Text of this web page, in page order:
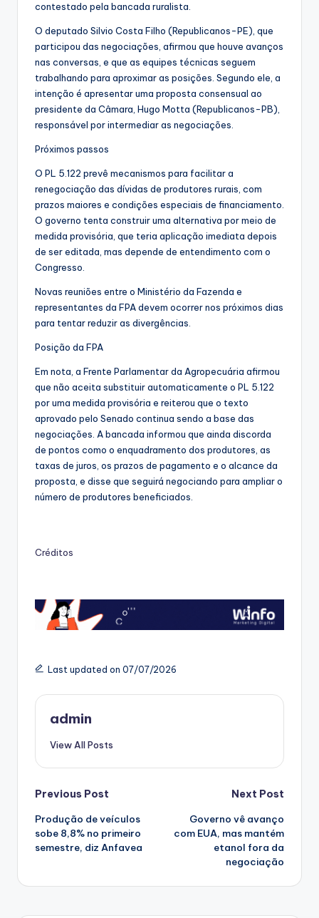
contestado pela bancada ruralista.
O deputado Silvio Costa Filho (Republicanos-PE), que
participou das negociações, afirmou que houve avanços
nas conversas, e que as equipes técnicas seguem
trabalhando para aproximar as posições. Segundo ele, a
intenção é apresentar uma proposta consensual ao
presidente da Câmara, Hugo Motta (Republicanos-PB),
responsável por intermediar as negociações.
Próximos passos
O PL 5.122 prevê mecanismos para facilitar a
renegociação das dívidas de produtores rurais, com
prazos maiores e condições especiais de financiamento.
O governo tenta construir uma alternativa por meio de
medida provisória, que teria aplicação imediata depois
de ser editada, mas depende de entendimento com o
Congresso.
Novas reuniões entre o Ministério da Fazenda e
representantes da FPA devem ocorrer nos próximos dias
para tentar reduzir as divergências.
Posição da FPA
Em nota, a Frente Parlamentar da Agropecuária afirmou
que não aceita substituir automaticamente o PL 5.122
por uma medida provisória e reiterou que o texto
aprovado pelo Senado continua sendo a base das
negociações. A bancada informou que ainda discorda
de pontos como o enquadramento dos produtores, as
taxas de juros, os prazos de pagamento e o alcance da
proposta, e disse que seguirá negociando para ampliar o
número de produtores beneficiados.
Créditos
Last updated on 07/07/2026
admin
View All Posts
Post
navigation
Previous Post
Produção de veículos
sobe 8,8% no primeiro
semestre, diz Anfavea
Next Post
Governo vê avanço
com EUA, mas mantém
etanol fora da
negociação